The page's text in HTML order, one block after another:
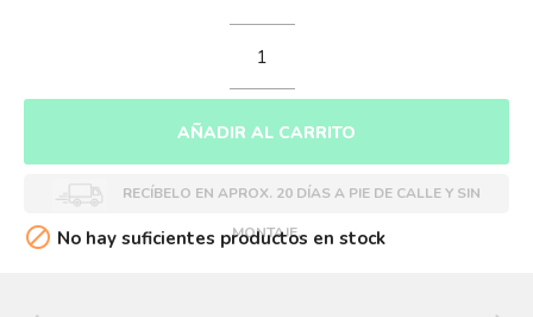
AÑADIR AL CARRITO
RECÍBELO EN APROX. 20 DÍAS A PIE DE CALLE Y SIN
MONTAJE.
 No hay suficientes productos en stock